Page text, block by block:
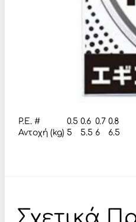
P.E. # 0.5 0.6 0.7 0.8
Αντοχή (kg) 5 5.5 6 6.5